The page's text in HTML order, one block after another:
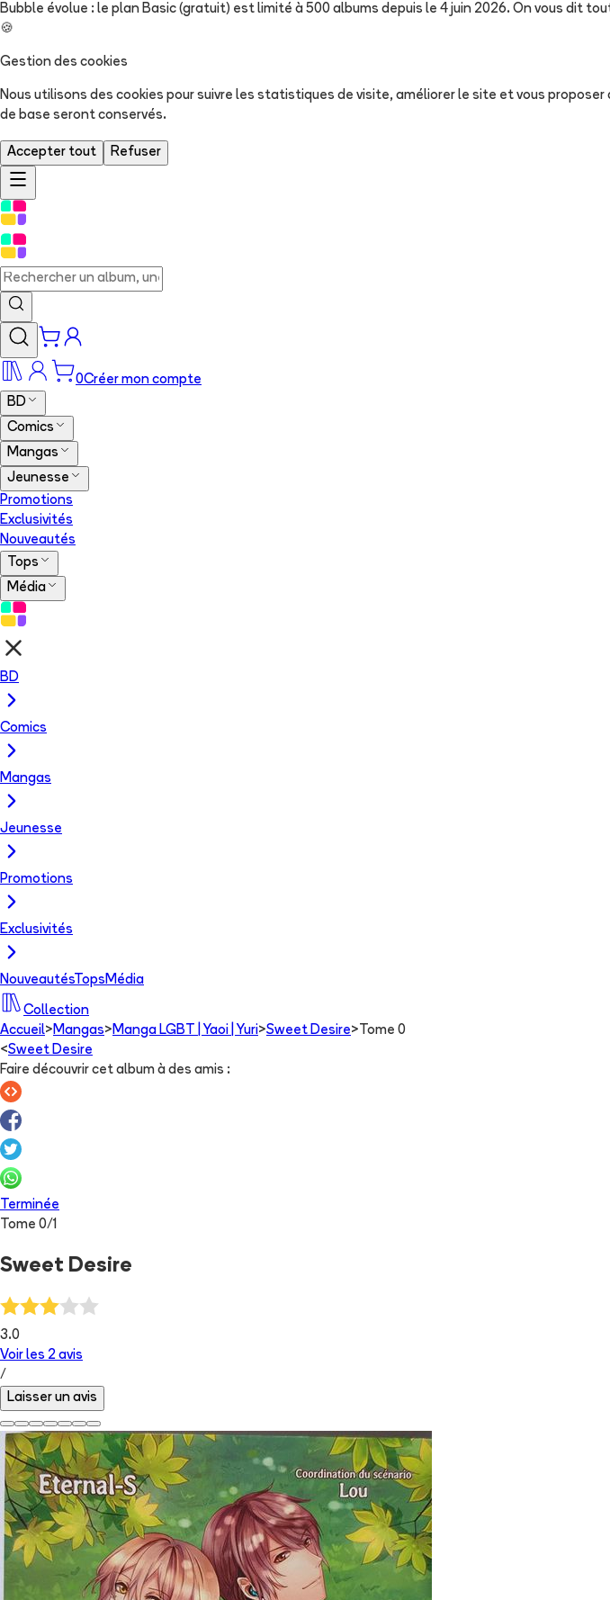
Bubble évolue : le plan Basic (gratuit) est limité à 500 albums depuis le 4 juin 2026. On vous dit
🍪
Gestion des cookies
Nous utilisons des cookies pour suivre les statistiques de visite, améliorer le site et vous
de base seront conservés.
Accepter tout Refuser
0Créer mon compte
BD
Comics
Mangas
Jeunesse
Promotions
Exclusivités
Nouveautés
Tops
Média
BD
Comics
Mangas
Jeunesse
Promotions
Exclusivités
NouveautésTops Média
Collection
Accueil> Mangas> Manga LGBT | Yaoi | Yuri>Sweet Desire> Tome 0
<Sweet Desire
Faire découvrir cet album à des amis :
Terminée
Tome 0/1
Sweet Desire
3.0
Voir les 2 avis
/
Laisser un avis